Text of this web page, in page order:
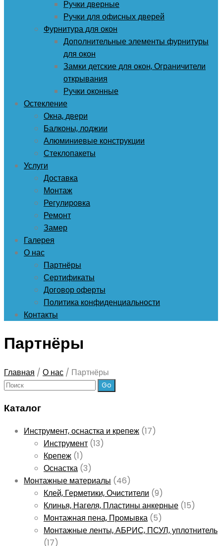
Ручки дверные
Ручки для офисных дверей
Фурнитура для окон
Дополнительные элементы фурнитуры
для окон
Замки детские для окон, Ограничители
открывания
Ручки оконные
Остекление
Окна, двери
Балконы, лоджии
Алюминиевые конструкции
Стеклопакеты
Услуги
Доставка
Монтаж
Регулировка
Ремонт
Замер
Галерея
О нас
Партнёры
Сертификаты
Договор оферты
Политика конфиденциальности
Контакты
Партнёры
Главная / О нас / Партнёры
Поиск:
Каталог
Инструмент, оснастка и крепеж (17)
Инструмент (13)
Крепеж (1)
Оснастка (3)
Монтажные материалы (46)
Клей, Герметики, Очистители (9)
Клинья, Нагеля, Пластины анкерные (15)
Монтажная пена, Промывка (5)
Монтажные ленты, АБРИС, ПСУЛ, уплотнитель
(17)